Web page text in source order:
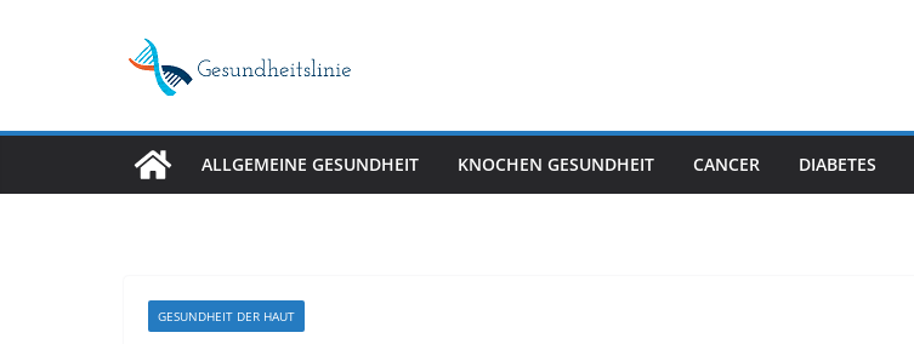
ALLGEMEINE GESUNDHEIT KNOCHEN GESUNDHEIT CANCER DIABETES
GESUNDHEIT DER HAUT